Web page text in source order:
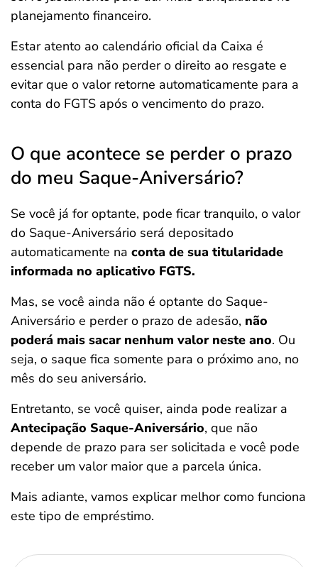
planejamento financeiro.
Estar atento ao calendário oficial da Caixa é
essencial para não perder o direito ao resgate e
evitar que o valor retorne automaticamente para a
conta do FGTS após o vencimento do prazo.
O que acontece se perder o prazo
do meu Saque-Aniversário?
Se você já for optante, pode ficar tranquilo, o valor
do Saque-Aniversário será depositado
automaticamente na conta de sua titularidade
informada no aplicativo FGTS.
Mas, se você ainda não é optante do Saque-
Aniversário e perder o prazo de adesão, não
poderá mais sacar nenhum valor neste ano. Ou
seja, o saque fica somente para o próximo ano, no
mês do seu aniversário.
Entretanto, se você quiser, ainda pode realizar a
Antecipação Saque-Aniversário, que não
depende de prazo para ser solicitada e você pode
receber um valor maior que a parcela única.
Mais adiante, vamos explicar melhor como funciona
este tipo de empréstimo.